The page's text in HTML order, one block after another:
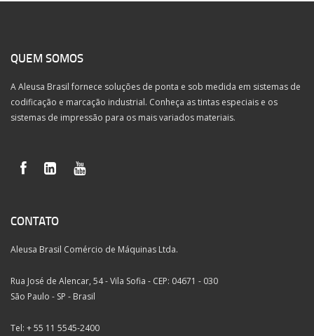
QUEM SOMOS
A Aleusa Brasil fornece soluções de ponta e sob medida em sistemas de
codificação e marcação industrial. Conheça as tintas especiais e os
sistemas de impressão para os mais variados materiais.
CONTATO
Aleusa Brasil Comércio de Máquinas Ltda.
Rua José de Alencar, 54 - Vila Sofia - CEP: 04671 - 030
São Paulo - SP - Brasil
Tel: + 55 11 5545-2400